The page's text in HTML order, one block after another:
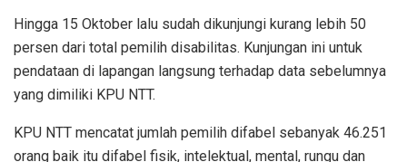
Hingga 15 Oktober lalu sudah dikunjungi kurang lebih 50
persen dari total pemilih disabilitas. Kunjungan ini untuk
pendataan di lapangan langsung terhadap data sebelumnya
yang dimiliki KPU NTT.
KPU NTT mencatat jumlah pemilih difabel sebanyak 46.251
orang baik itu difabel fisik, intelektual, mental, rungu dan